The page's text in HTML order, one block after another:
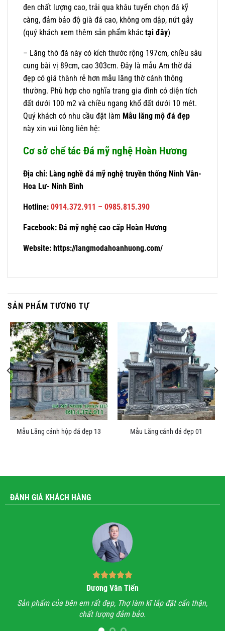
đen chất lượng cao, trải qua khâu tuyển chọn đá kỹ
càng, đảm bảo độ già đá cao, không om dập, nứt gẫy
(quý khách xem thêm sản phẩm khác tại đây)
– Lăng thờ đá này có kích thước rộng 197cm, chiều sâu
cung bài vị 89cm, cao 303cm. Đây là mẫu Am thờ đá
đẹp có giá thành rẻ hơn mẫu lăng thờ cánh thông
thường. Phù hợp cho nghĩa trang gia đình có diện tích
đất dưới 100 m2 và chiều ngang khổ đất dưới 10 mét.
Quý khách có nhu cầu đặt làm Mẫu lăng mộ đá đẹp
này xin vui lòng liên hệ:
Cơ sở chế tác Đá mỹ nghệ Hoàn Hương
Địa chỉ: Làng nghề đá mỹ nghệ truyền thống Ninh Vân-
Hoa Lư- Ninh Bình
Hotline: 0914.372.911 – 0985.815.390
Facebook: Đá mỹ nghệ cao cấp Hoàn Hương
Website: https://langmodahoanhuong.com/
SẢN PHẨM TƯƠNG TỰ
Mẫu Lăng cánh hộp đá đẹp 13 Mẫu Lăng cánh đá đẹp 01
ĐÁNH GIÁ KHÁCH HÀNG
Bùi Quốc Trung
Anh đã đi xem rất nhiều những công trình lăng mộ đá, hầu
hết mọi công trình không thấy sự sắc sảo, tinh tế, họ chỉ làm
lăng mộ đá cho có, không quan tâm đến thẩm mỹ và chất